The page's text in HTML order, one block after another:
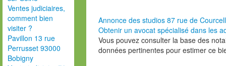
Ventes judiciaires,
comment bien
visiter ?
Pavillon 13 rue
Perrusset 93000
Bobigny
Annonce des studios 87 rue de
Obtenir un avocat spécialisé dans les
Vous pouvez consulter la base des
données pertinentes pour estimer ce